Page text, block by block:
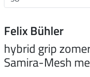
Felix Bühler
hybrid grip
Samira-Mesh